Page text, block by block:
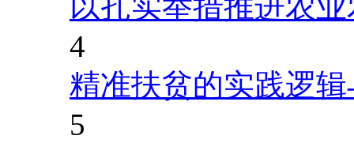
以扎实举措推进农
4
精准扶贫的实践逻
5